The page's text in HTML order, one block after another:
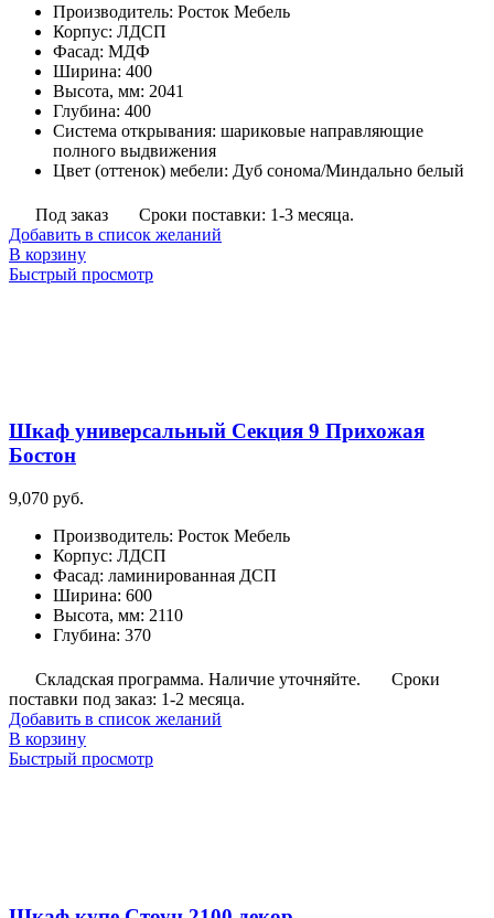
Производитель: Росток Мебель
Корпус: ЛДСП
Фасад: МДФ
Ширина: 400
Высота, мм: 2041
Глубина: 400
Система открывания: шариковые направляющие
полного выдвижения
Цвет (оттенок) мебели: Дуб сонома/Миндально белый
Под заказ
Сроки поставки: 1-3 месяца.
Добавить в список желаний
В корзину
Быстрый просмотр
Шкаф универсальный Секция 9 Прихожая
Бостон
9,070 руб.
Производитель: Росток Мебель
Корпус: ЛДСП
Фасад: ламинированная ДСП
Ширина: 600
Высота, мм: 2110
Глубина: 370
Складская программа. Наличие уточняйте.
Сроки
поставки под заказ: 1-2 месяца.
Добавить в список желаний
В корзину
Быстрый просмотр